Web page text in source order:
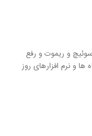
و ریموت و رفع
و نرم افزارهای روز